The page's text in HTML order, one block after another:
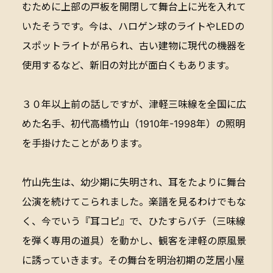
むために上部の戸板を開閉して舞台上に光を入れて
いたそうです。今は、ハロゲン球のライトやLEDの
スポットライトが吊られ、古い建物に現代の機器を
使用するなど、新旧の対比が面白くもあります。
３０年以上前の話しですが、津軽三味線を全国に広
めた名手、初代高橋竹山（1910年-1998年）の照明
を手掛けたことがあります。
竹山先生は、幼少期に失明され、耳をたよりに舞台
公演を続けてこられました。楽譜を見るわけでもな
く、今でいう『耳コピ』で、ひたすらバチ（三味線
を弾く専用の道具）を動かし、観客を津軽の原風景
に誘っていきます。その舞台を明治初期の芝居小屋